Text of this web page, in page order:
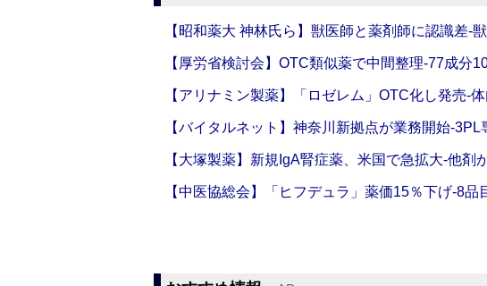
【昭和薬大 神林氏ら】獣医師と薬剤師に認識差‐
【厚労省検討会】OTC類似薬で中間整理‐77成分
【アリナミン製薬】「ロゼレム」OTC化し発売‐
【バイタルネット】神奈川新拠点が業務開始‐3PL
【大塚製薬】新規IgA腎症薬、米国で急拡大‐他剤
【中医協総会】「ヒフデュラ」薬価15％下げ‐8品